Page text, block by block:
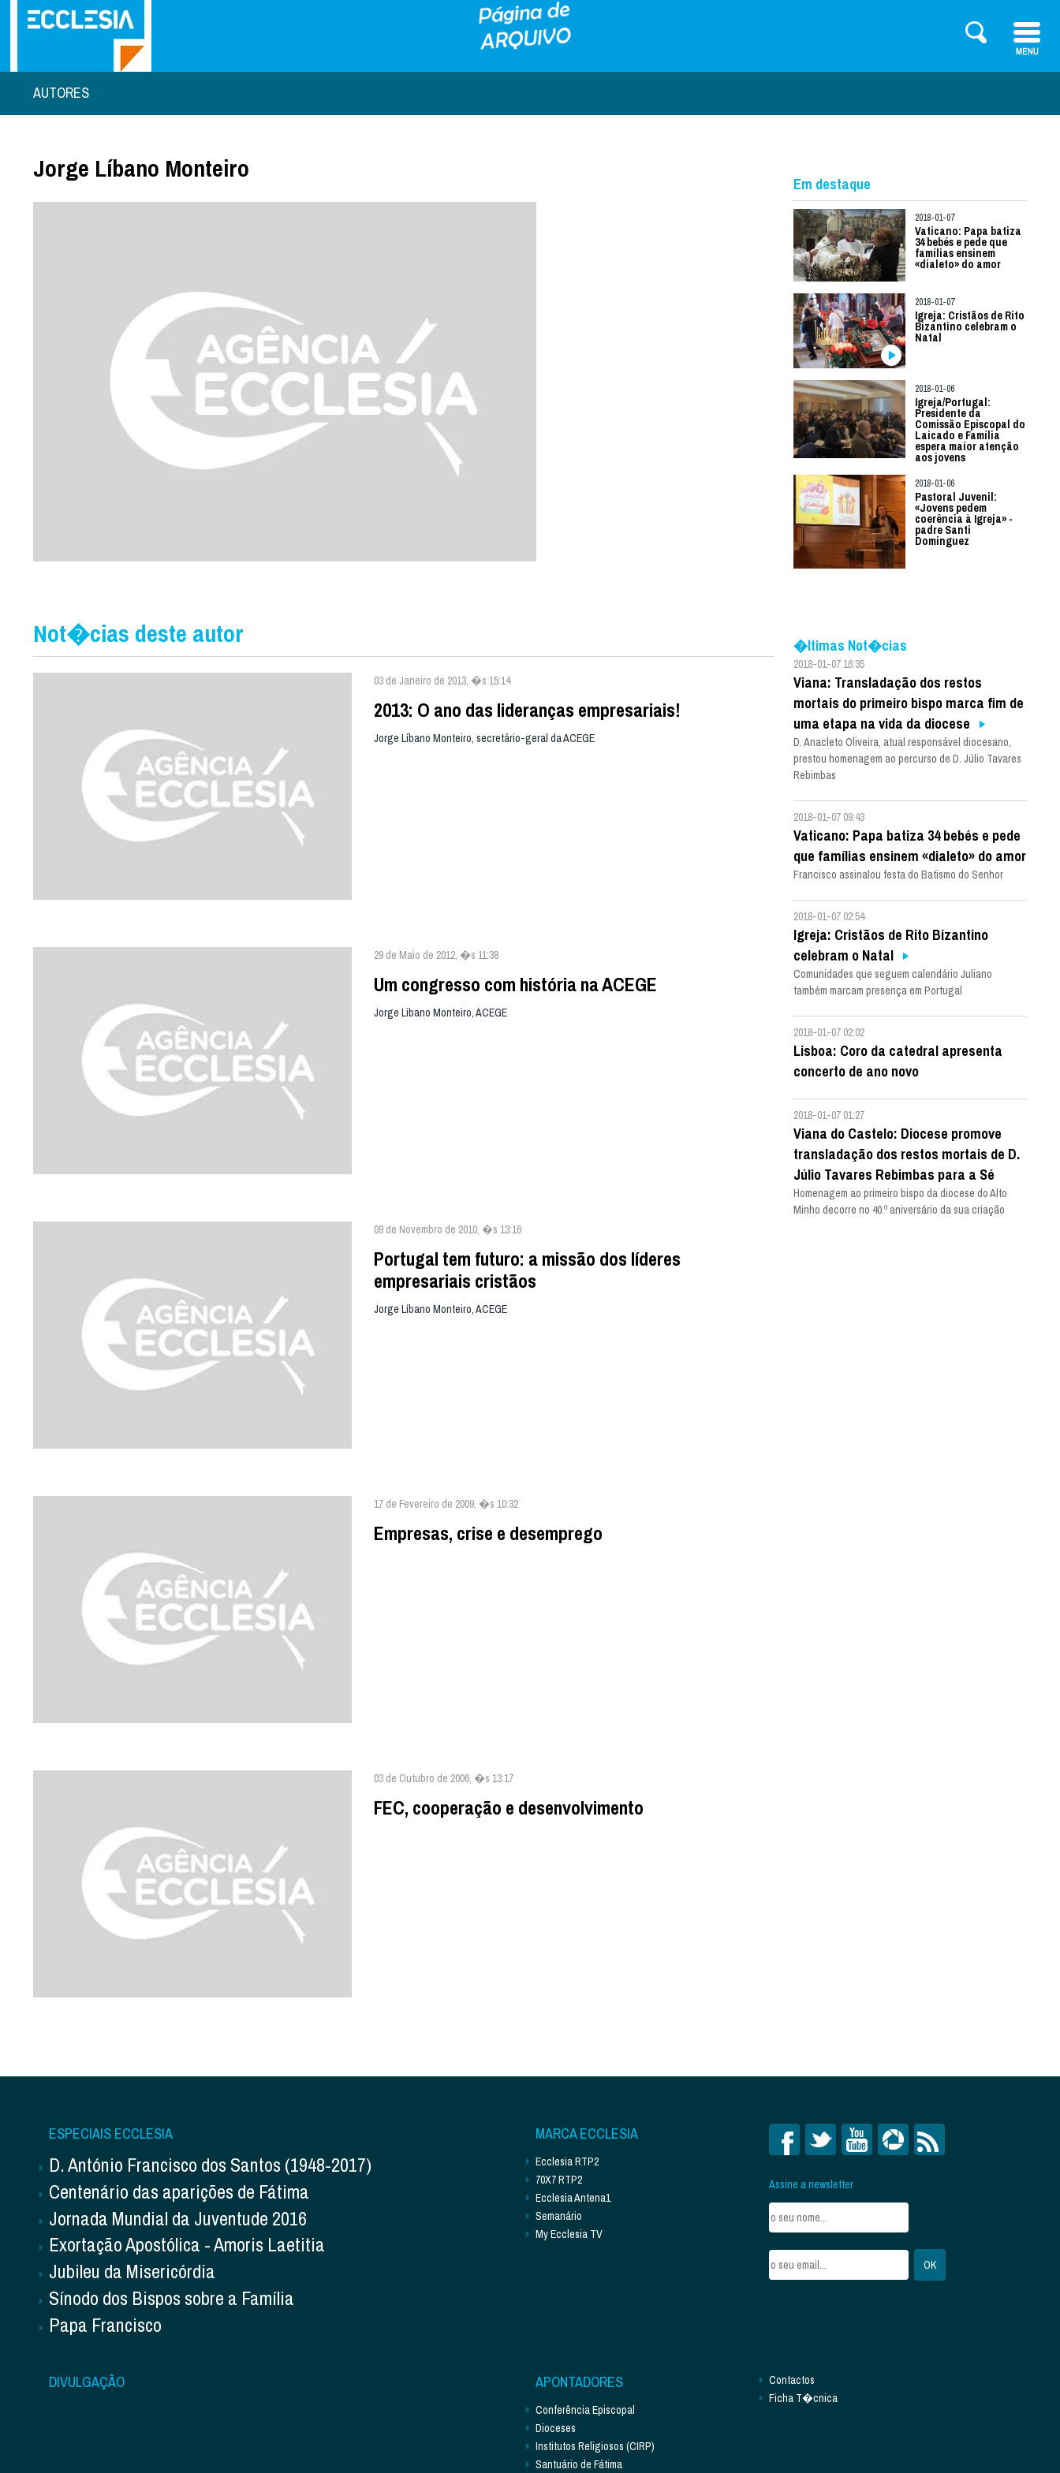
AUTORES
Jorge Líbano Monteiro
Em destaque
2018-01-07
Vaticano: Papa batiza
34 bebés e pede que
famílias ensinem
«dialeto» do amor
2018-01-07
Igreja: Cristãos de Rito
Bizantino celebram o
Natal
2018-01-06
Igreja/Portugal:
Presidente da
Comissão Episcopal do
Laicado e Família
espera maior atenção
aos jovens
2018-01-06
Pastoral Juvenil:
«Jovens pedem
coerência à Igreja» -
padre Santi
Dominguez
Not�cias deste autor
03 de Janeiro de 2013, �s 15:14
2013: O ano das lideranças empresariais!
Jorge Líbano Monteiro, secretário-geral da ACEGE
29 de Maio de 2012, �s 11:38
Um congresso com história na ACEGE
Jorge Libano Monteiro, ACEGE
09 de Novembro de 2010, �s 13:16
Portugal tem futuro: a missão dos líderes
empresariais cristãos
Jorge Líbano Monteiro, ACEGE
17 de Fevereiro de 2009, �s 10:32
Empresas, crise e desemprego
03 de Outubro de 2006, �s 13:17
FEC, cooperação e desenvolvimento
�ltimas Not�cias
2018-01-07 16:35
Viana: Transladação dos restos
mortais do primeiro bispo marca fim de
uma etapa na vida da diocese
D. Anacleto Oliveira, atual responsável diocesano,
prestou homenagem ao percurso de D. Júlio Tavares
Rebimbas
2018-01-07 09:43
Vaticano: Papa batiza 34 bebés e pede
que famílias ensinem «dialeto» do amor
Francisco assinalou festa do Batismo do Senhor
2018-01-07 02:54
Igreja: Cristãos de Rito Bizantino
celebram o Natal
Comunidades que seguem calendário Juliano
também marcam presença em Portugal
2018-01-07 02:02
Lisboa: Coro da catedral apresenta
concerto de ano novo
2018-01-07 01:27
Viana do Castelo: Diocese promove
transladação dos restos mortais de D.
Júlio Tavares Rebimbas para a Sé
Homenagem ao primeiro bispo da diocese do Alto
Minho decorre no 40.º aniversário da sua criação
ESPECIAIS ECCLESIA
D. António Francisco dos Santos (1948-2017)
Centenário das aparições de Fátima
Jornada Mundial da Juventude 2016
Exortação Apostólica - Amoris Laetitia
Jubileu da Misericórdia
Sínodo dos Bispos sobre a Família
Papa Francisco
MARCA ECCLESIA
Ecclesia RTP2
70X7 RTP2
Ecclesia Antena1
Semanário
My Ecclesia TV
Assine a newsletter
DIVULGAÇÃO APONTADORES
Conferência Episcopal
Dioceses
Institutos Religiosos (CIRP)
Santuário de Fátima
Contactos
Ficha T�cnica